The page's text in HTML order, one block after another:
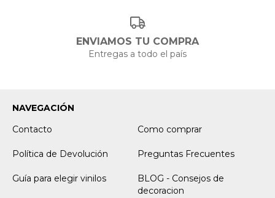
ENVIAMOS TU COMPRA
Entregas a todo el país
NAVEGACIÓN
Contacto
Como comprar
Política de Devolución Preguntas Frecuentes
Guía para elegir vinilos
BLOG - Consejos de
decoracion